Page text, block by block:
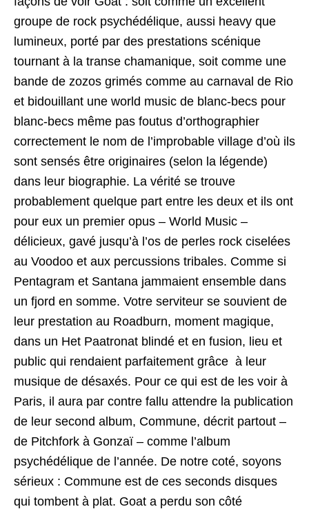
groupe de rock psychédélique, aussi heavy que
lumineux, porté par des prestations scénique
tournant à la transe chamanique, soit comme une
bande de zozos grimés comme au carnaval de Rio
et bidouillant une world music de blanc-becs pour
blanc-becs même pas foutus d’orthographier
correctement le nom de l’improbable village d’où ils
sont sensés être originaires (selon la légende)
dans leur biographie. La vérité se trouve
probablement quelque part entre les deux et ils ont
pour eux un premier opus – World Music –
délicieux, gavé jusqu’à l’os de perles rock ciselées
au Voodoo et aux percussions tribales. Comme si
Pentagram et Santana jammaient ensemble dans
un fjord en somme. Votre serviteur se souvient de
leur prestation au Roadburn, moment magique,
dans un Het Paatronat blindé et en fusion, lieu et
public qui rendaient parfaitement grâce à leur
musique de désaxés. Pour ce qui est de les voir à
Paris, il aura par contre fallu attendre la publication
de leur second album, Commune, décrit partout –
de Pitchfork à Gonzaï – comme l’album
psychédélique de l’année. De notre coté, soyons
sérieux : Commune est de ces seconds disques
qui tombent à plat. Goat a perdu son côté